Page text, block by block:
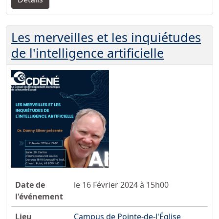
Les merveilles et les inquiétudes
de l'intelligence artificielle
Date de
l'événement
le 16 Février 2024 à 15h00
Lieu
Campus de Pointe-de-l'Église